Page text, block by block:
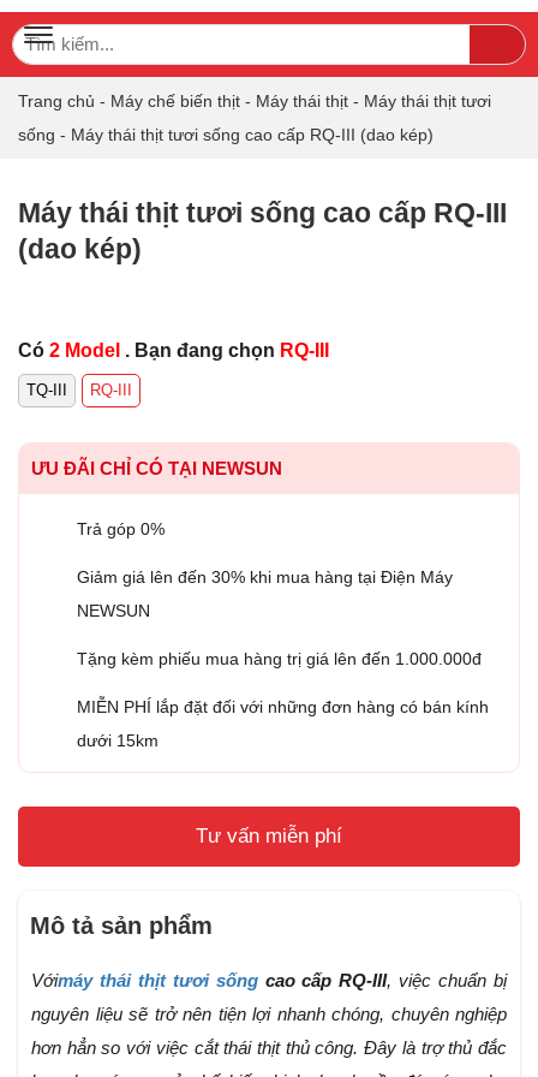
TOGGLE NAVIGATION
Search
for:
Trang chủ - Máy chế biến thịt - Máy thái thịt - Máy thái thịt tươi
sống - Máy thái thịt tươi sống cao cấp RQ-III (dao kép)
Máy thái thịt tươi sống cao cấp RQ-III
(dao kép)
Có 2 Model . Bạn đang chọn RQ-III
TQ-III RQ-III
ƯU ĐÃI CHỈ CÓ TẠI NEWSUN
Trả góp 0%
Giảm giá lên đến 30% khi mua hàng tại Điện Máy
NEWSUN
Tặng kèm phiếu mua hàng trị giá lên đến 1.000.000đ
MIỄN PHÍ lắp đặt đối với những đơn hàng có bán kính
dưới 15km
Tư vấn miễn phí
Mô tả sản phẩm
Vớimáy thái thịt tươi sốngcao cấp RQ-III, việc chuẩn bị
nguyên liệu sẽ trở nên tiện lợi nhanh chóng, chuyên nghiệp
hơn hẳn so với việc cắt thái thịt thủ công. Đây là trợ thủ đắc